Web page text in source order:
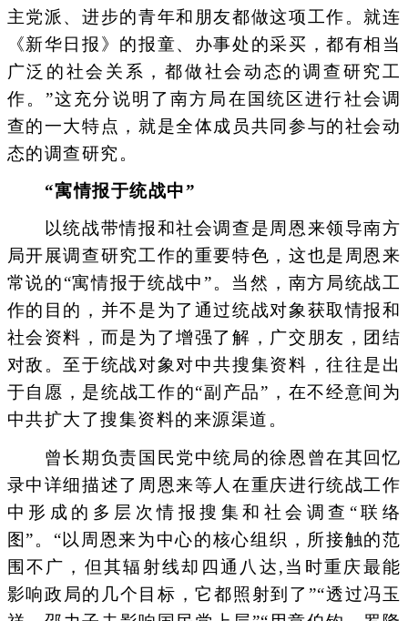
主党派、进步的青年和朋友都做这项工作。就连
《新华日报》的报童、办事处的采买，都有相当
广泛的社会关系，都做社会动态的调查研究工
作。”这充分说明了南方局在国统区进行社会调
查的一大特点，就是全体成员共同参与的社会动
态的调查研究。
“寓情报于统战中”
以统战带情报和社会调查是周恩来领导南方
局开展调查研究工作的重要特色，这也是周恩来
常说的“寓情报于统战中”。当然，南方局统战工
作的目的，并不是为了通过统战对象获取情报和
社会资料，而是为了增强了解，广交朋友，团结
对敌。至于统战对象对中共搜集资料，往往是出
于自愿，是统战工作的“副产品”，在不经意间为
中共扩大了搜集资料的来源渠道。
曾长期负责国民党中统局的徐恩曾在其回忆
录中详细描述了周恩来等人在重庆进行统战工作
中形成的多层次情报搜集和社会调查“联络
图”。“以周恩来为中心的核心组织，所接触的范
围不广，但其辐射线却四通八达,当时重庆最能
影响政局的几个目标，它都照射到了”“透过冯玉